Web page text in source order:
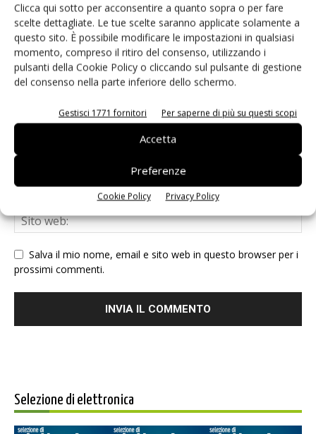
Clicca qui sotto per acconsentire a quanto sopra o per fare
scelte dettagliate. Le tue scelte saranno applicate solamente a
questo sito. È possibile modificare le impostazioni in qualsiasi
momento, compreso il ritiro del consenso, utilizzando i
pulsanti della Cookie Policy o cliccando sul pulsante di gestione
del consenso nella parte inferiore dello schermo.
Gestisci 1771 fornitori Per saperne di più su questi scopi
Accetta
Preferenze
Cookie Policy Privacy Policy
Salva il mio nome, email e sito web in questo browser per i
prossimi commenti.
Selezione di elettronica